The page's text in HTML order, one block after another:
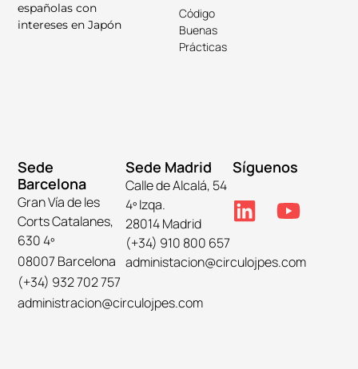
españolas con
intereses en Japón
Código
Buenas
Prácticas
Sede
Barcelona
Gran Vía de les
Corts Catalanes,
630 4º
08007 Barcelona
(+34) 932 702 757
administracion@circulojpes.com
Sede Madrid
Calle de Alcalá, 54
4º Izqa.
28014 Madrid
(+34) 910 800 657
administacion@circulojpes.com
Síguenos